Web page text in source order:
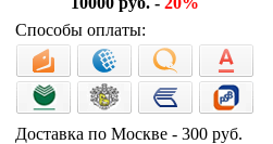
Способы оплаты:
Доставка по Москве - 300 руб.